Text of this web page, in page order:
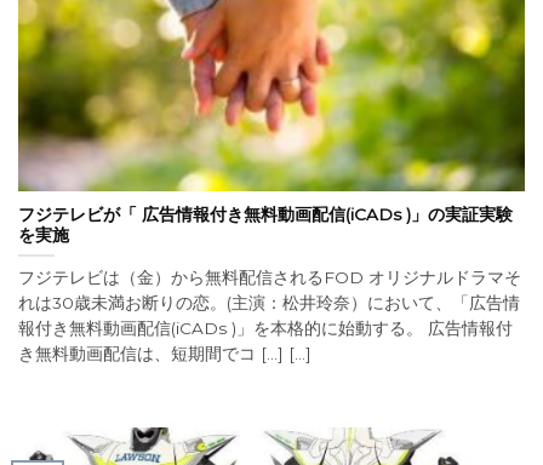
フジテレビが「 広告情報付き無料動画配信(iCADs )」の実証実験
を実施
フジテレビは（金）から無料配信されるFOD オリジナルドラマそ
れは30歳未満お断りの恋。(主演：松井玲奈）において、「広告情
報付き無料動画配信(iCADs )」を本格的に始動する。 広告情報付
き無料動画配信は、短期間でコ [...] [...]